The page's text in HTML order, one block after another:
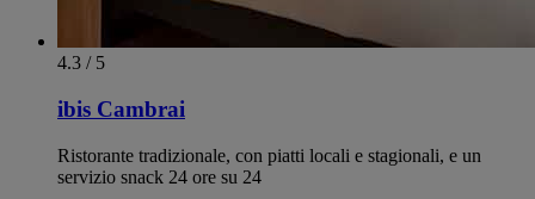
4.3 / 5
ibis Cambrai
Ristorante tradizionale, con piatti locali e stagionali, e un
servizio snack 24 ore su 24